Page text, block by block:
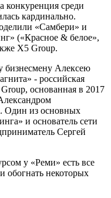
конкуренция среди
кардинально.
«Самбери» и
(«Красное & белое»,
X5 Group.
бизнесмену Алексею
- российская
основанная в 2017
Один из основных
и основатель сети
Сергей
у «Реми» есть все
некоторых